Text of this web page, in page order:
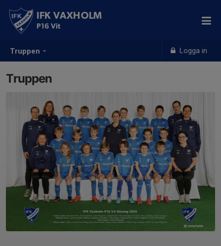
Truppen Logga in
IFK VAXHOLM
P16 Vit
Truppen